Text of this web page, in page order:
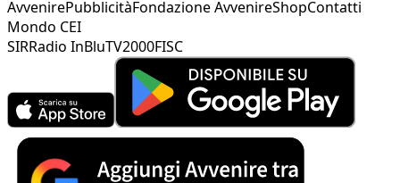
AvvenirePubblicitàFondazione AvvenireShopContatti
Mondo CEI
SIRRadio InBluTV2000FISC